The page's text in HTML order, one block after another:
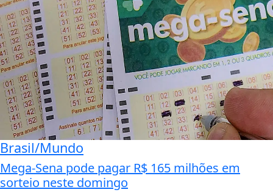
Brasil/Mundo
Mega-Sena pode pagar R$ 165 milhões em
sorteio neste domingo